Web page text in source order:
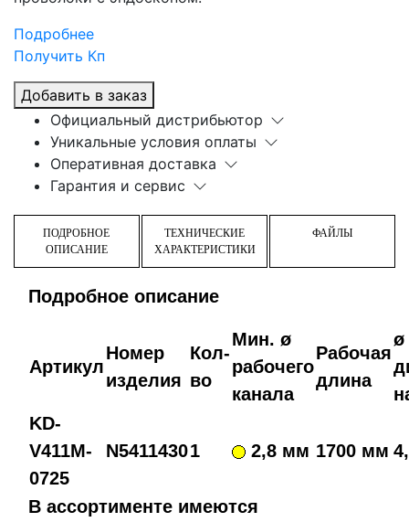
Подробнее
Получить Кп
Добавить в заказ
Официальный дистрибьютор
Уникальные условия оплаты
Оперативная доставка
Гарантия и сервис
ПОДРОБНОЕ
ОПИСАНИЕ
ТЕХНИЧЕСКИЕ
ХАРАКТЕРИСТИКИ
ФАЙЛЫ
Подробное описание
Артикул
Номер
изделия
Кол-
во
Мин. ø
рабочего
канала
Рабочая
длина
ø
KD-
V411M-
0725
N54114301 2,8 мм 1700 мм
В ассортименте имеются